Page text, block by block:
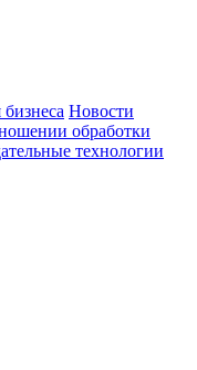
Новости
обработки
технологии